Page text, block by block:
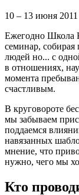
10 – 13 июня 2011
Ежегодно Школа
семинар,
людей но... с
в отношениях,
момента
счастливым.
В круговороте
мы забываем
поддаемся
навязанных
мнение, что
нужно, чего мы
Кто